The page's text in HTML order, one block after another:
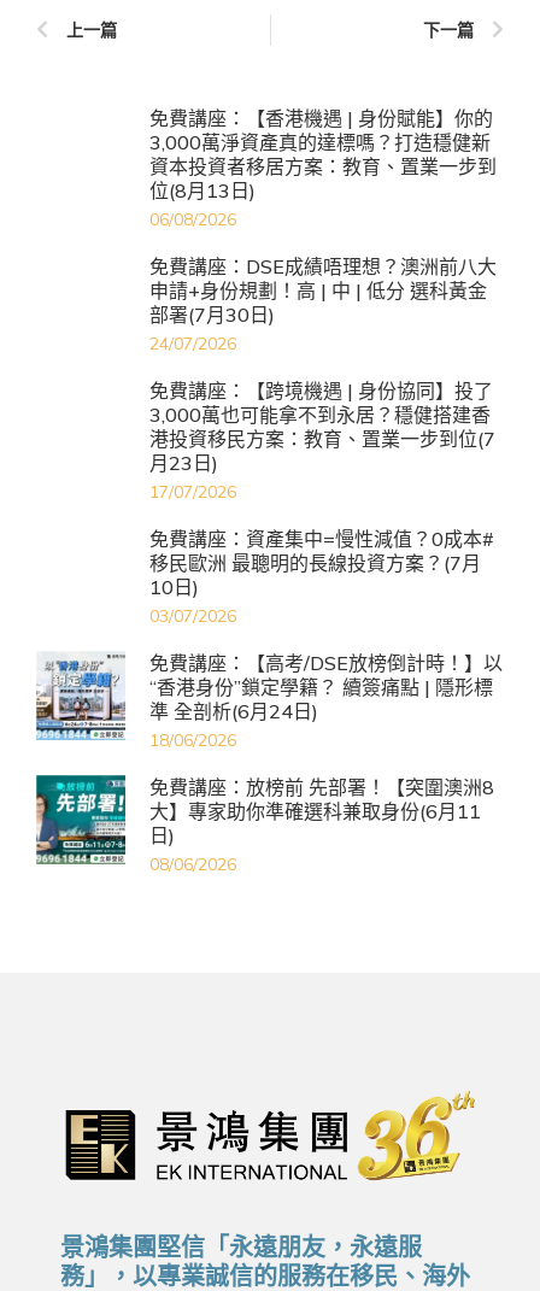
上一篇 下一篇
免費講座：【香港機遇 | 身份賦能】你的
3,000萬淨資產真的達標嗎？打造穩健新
資本投資者移居方案：教育、置業一步到
位(8月13日)
06/08/2026
免費講座：DSE成績唔理想？澳洲前八大
申請+身份規劃！高 | 中 | 低分 選科黃金
部署(7月30日)
24/07/2026
免費講座：【跨境機遇 | 身份協同】投了
3,000萬也可能拿不到永居？穩健搭建香
港投資移民方案：教育、置業一步到位(7
月23日)
17/07/2026
免費講座：資產集中=慢性減值？0成本#
移民歐洲 最聰明的長線投資方案？(7月
10日)
03/07/2026
免費講座：【高考/DSE放榜倒計時！】以
“香港身份”鎖定學籍？ 續簽痛點 | 隱形標
準 全剖析(6月24日)
18/06/2026
免費講座：放榜前 先部署！【突圍澳洲8
大】專家助你準確選科兼取身份(6月11
日)
08/06/2026
景鴻集團堅信「永遠朋友，永遠服
務」，以專業誠信的服務在移民、海外